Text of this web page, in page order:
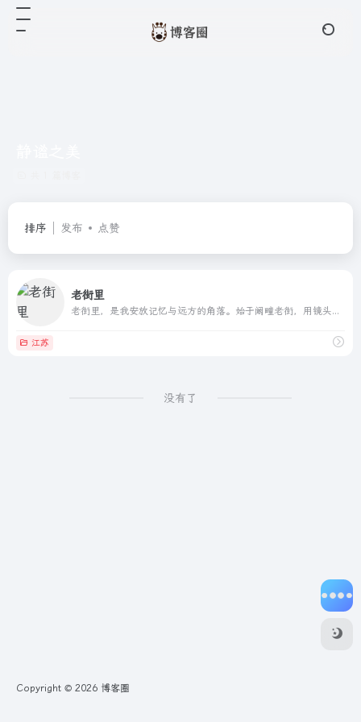
排序 发布 点赞
老街里
老街里，是我安放记忆与远方的角落。始于阚疃老街，用镜头抚摸时光的尘埃，用文字叩问记忆的门扉。摄影，是凝固旧日的声响；叙述，是编织内心的独白。在那些看似平凡的日子里，捡拾散落的瞬间，打捞沉淀于俗世里的光。故土的宁静与远方的念想，都被一一记录，成为生活的断章。这里的一切，不过是我与这世界，一场漫长而私密的对话。
江苏
没有了
Copyright © 2026 博客圈